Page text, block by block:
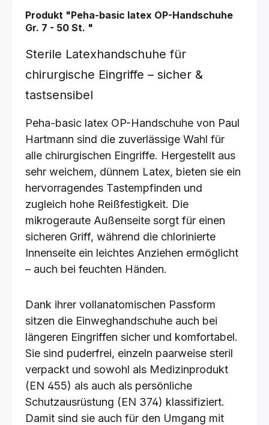
Produkt "Peha-basic latex OP-Handschuhe
Gr. 7 - 50 St. "
Sterile Latexhandschuhe für
chirurgische Eingriffe – sicher &
tastsensibel
Peha-basic latex OP-Handschuhe von Paul
Hartmann sind die zuverlässige Wahl für
alle chirurgischen Eingriffe. Hergestellt aus
sehr weichem, dünnem Latex, bieten sie ein
hervorragendes Tastempfinden und
zugleich hohe Reißfestigkeit. Die
mikrogeraute Außenseite sorgt für einen
sicheren Griff, während die chlorinierte
Innenseite ein leichtes Anziehen ermöglicht
– auch bei feuchten Händen.
Dank ihrer vollanatomischen Passform
sitzen die Einweghandschuhe auch bei
längeren Eingriffen sicher und komfortabel.
Sie sind puderfrei, einzeln paarweise steril
verpackt und sowohl als Medizinprodukt
(EN 455) als auch als persönliche
Schutzausrüstung (EN 374) klassifiziert.
Damit sind sie auch für den Umgang mit